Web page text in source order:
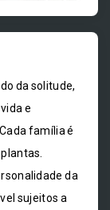
da solitude,
e
família é
da
sujeitos a